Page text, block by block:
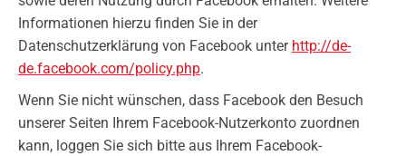
Informationen hierzu finden Sie in der
Datenschutzerklärung von Facebook unter http://de-
de.facebook.com/policy.php.
Wenn Sie nicht wünschen, dass Facebook den Besuch
unserer Seiten Ihrem Facebook-Nutzerkonto zuordnen
kann, loggen Sie sich bitte aus Ihrem Facebook-